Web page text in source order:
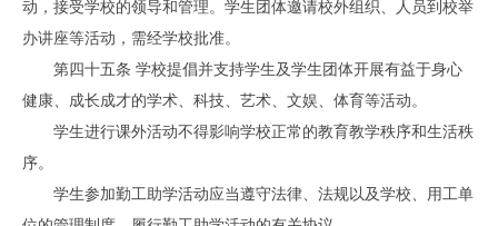
动，接受学校的领导和管理。学生团体邀请校外组织、人员到校举
办讲座等活动，需经学校批准。
第四十五条 学校提倡并支持学生及学生团体开展有益于身心
健康、成长成才的学术、科技、艺术、文娱、体育等活动。
学生进行课外活动不得影响学校正常的教育教学秩序和生活秩
序。
学生参加勤工助学活动应当遵守法律、法规以及学校、用工单